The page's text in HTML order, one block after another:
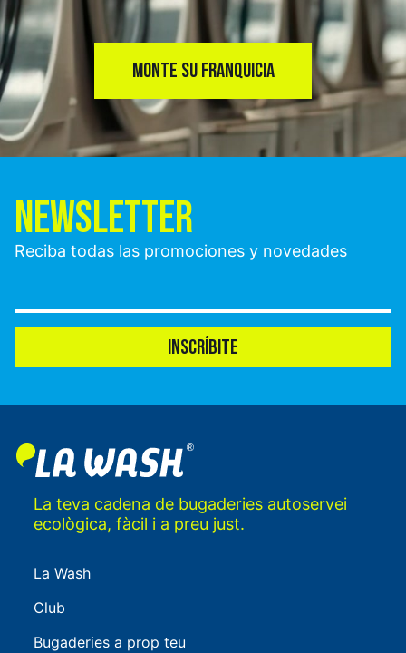
MONTE SU FRANQUICIA
NEWSLETTER
Reciba todas las promociones y novedades
INSCRÍBITE
La teva cadena de bugaderies autoservei
ecològica, fàcil i a preu just.
La Wash
Club
Bugaderies a prop teu